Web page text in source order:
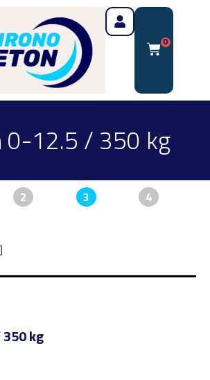
0
0-12.5 / 350 kg
2 3 4
kg